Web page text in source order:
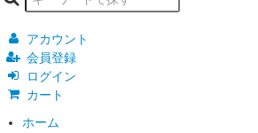
アカウント
会員登録
ログイン
カート
ホーム